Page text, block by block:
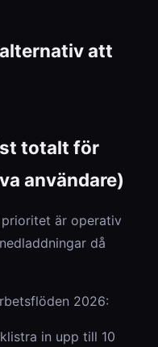
att
totalt för
användare)
är operativ
då
2026:
klistra in upp till 10